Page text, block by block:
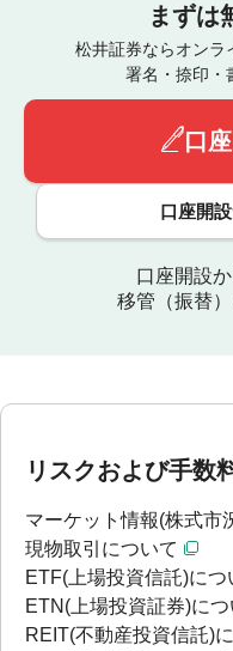
まずは
松井証券ならオンラ
署名・捺印・
口
口座開
口座開設
移管（振替
リスクおよび手数
マーケット情報(株式市
現物取引について
ETF(上場投資信託)につ
ETN(上場投資証券)につ
REIT(不動産投資信託)